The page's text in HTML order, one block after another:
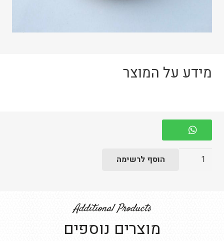
מידע על המוצר
כמות
הוסף לרשימה
Additional Products
מוצרים נוספים